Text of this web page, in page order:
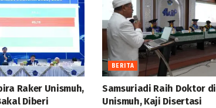
Raker Unismuh,
Diberi
BERITA
Samsuriadi Raih Doktor di
Unismuh, Kaji Disertasi